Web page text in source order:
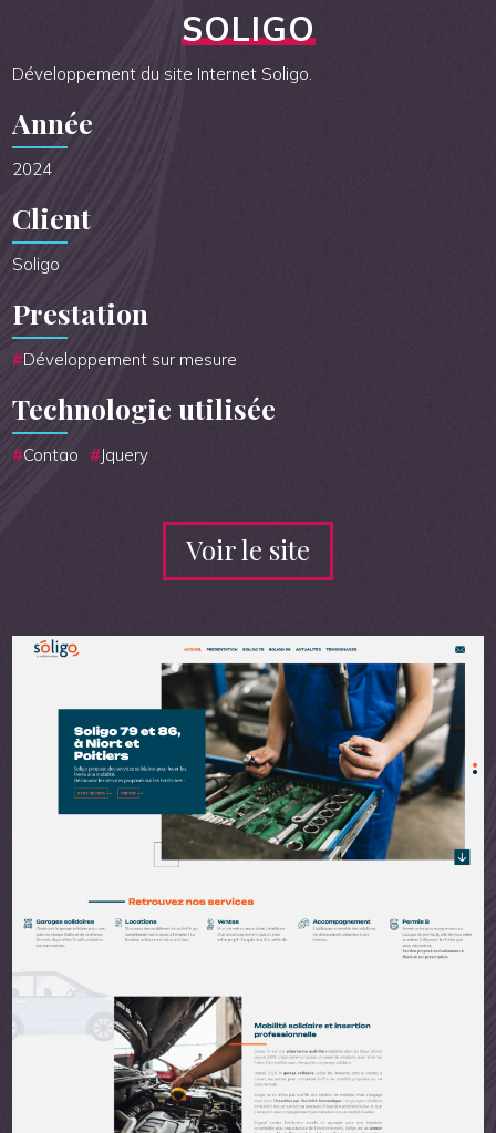
SOLIGO
Développement du site Internet Soligo.
Année
2024
Client
Soligo
Prestation
Développement sur mesure
Technologie utilisée
Contao Jquery
Voir le site